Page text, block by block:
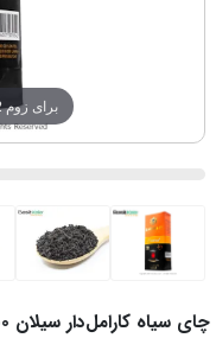
برای زوم 2 بار روی عکس ضربه بزنید
چای سیاه کارامل‌دار سیلان 500 گرم امیننت